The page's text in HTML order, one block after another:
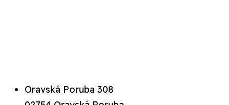
Oravská Poruba 308